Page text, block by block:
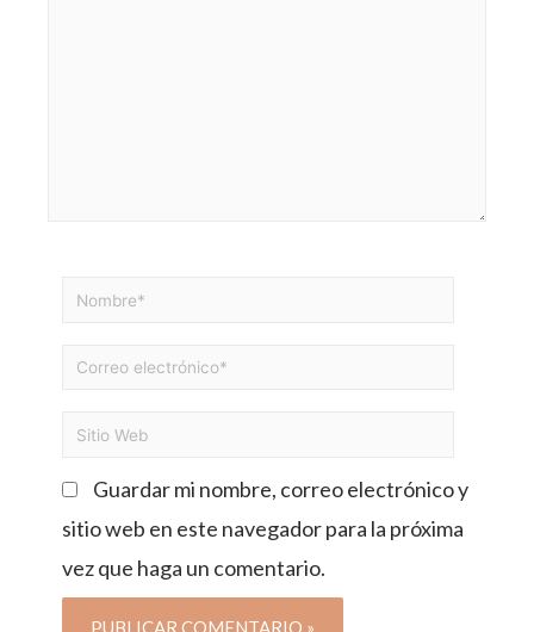
Guardar mi nombre, correo electrónico y
sitio web en este navegador para la próxima
vez que haga un comentario.